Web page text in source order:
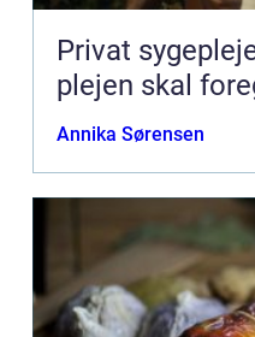
Privat sygepleje
plejen skal
Annika Sørensen